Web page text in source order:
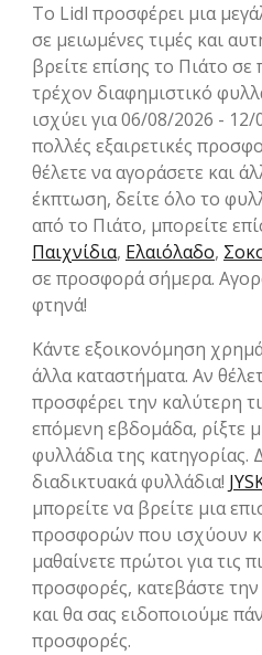
Το Lidl προσφέρει μια
σε μειωμένες τιμές και
βρείτε επίσης το Πιάτο
τρέχον διαφημιστικό
ισχύει για 06/08/2026 -
πολλές εξαιρετικές
θέλετε να αγοράσετε και
έκπτωση, δείτε όλο το
από το Πιάτο, μπορείτε
Παιχνίδια, Ελαιόλαδο,
σε προσφορά σήμερα.
φτηνά!
Κάντε εξοικονόμηση
άλλα καταστήματα. Αν
προσφέρει την καλύτερη
επόμενη εβδομάδα, ρίξτε
φυλλάδια της κατηγορίας.
διαδικτυακά φυλλάδια!
μπορείτε να βρείτε μια
προσφορών που ισχύουν
μαθαίνετε πρώτοι για τις
προσφορές, κατεβάστε
και θα σας ειδοποιούμε
προσφορές.